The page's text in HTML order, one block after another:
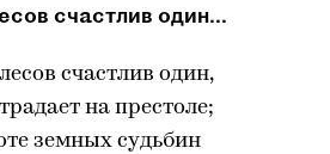
счастлив один...
счастлив один,
на престоле;
земных судьбин